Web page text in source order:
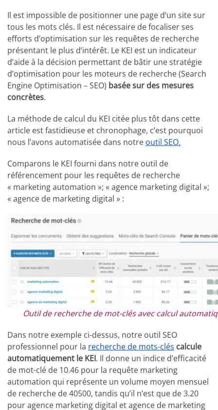
Il est impossible de positionner une page d’un site sur
tous les mots clés. Il est nécessaire de focaliser ses
efforts d’optimisation sur les requêtes de recherche
présentant le plus d’intérêt. Le KEI est un indicateur
d’aide à la décision permettant de bâtir une stratégie
d’optimisation pour les moteurs de recherche (Search
Engine Optimisation – SEO) basée sur des mesures
concrètes.
La méthode de calcul du KEI citée plus tôt dans cette
article est fastidieuse et chronophage, c’est pourquoi
nous l’avons automatisée dans notre outil SEO.
Comparons le KEI fourni dans notre outil de
référencement pour les requêtes de recherche
« marketing automation »; « agence marketing digital »;
« agence de marketing digital » :
Outil de recherche de mot-clés avec calcul
Dans notre exemple ci-dessus, notre outil SEO
professionnel pour la recherche de mots-clés calcule
automatiquement le KEI. Il donne un indice d’efficacité
de mot-clé de 10.46 pour la requête marketing
automation qui représente un volume moyen mensuel
de recherche de 40500, tandis qu’il n’est que de 3.20
pour agence marketing digital et agence de marketing